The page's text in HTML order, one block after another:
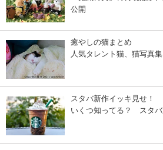
公開
癒やしの猫まとめ
人気タレント猫、猫写真
スタバ新作イッキ見せ！
いくつ知ってる？ スタバ